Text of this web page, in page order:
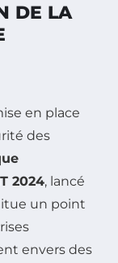
DE LA
en place
des
2024, lancé
un point
envers des